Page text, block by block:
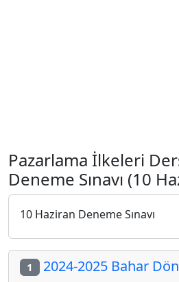
Pazarlama İlkeleri
Deneme Sınavı (10
10 Haziran Deneme Sınavı
1 2024-2025 Bahar